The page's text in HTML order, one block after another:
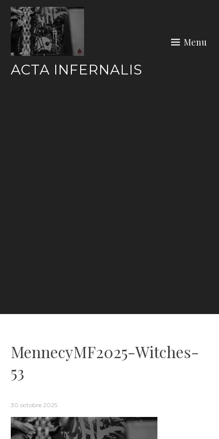
Skip
content
ACTA INFERNALIS
Menu
MennecyMF2025-Witches-
53
30 octobre 2025